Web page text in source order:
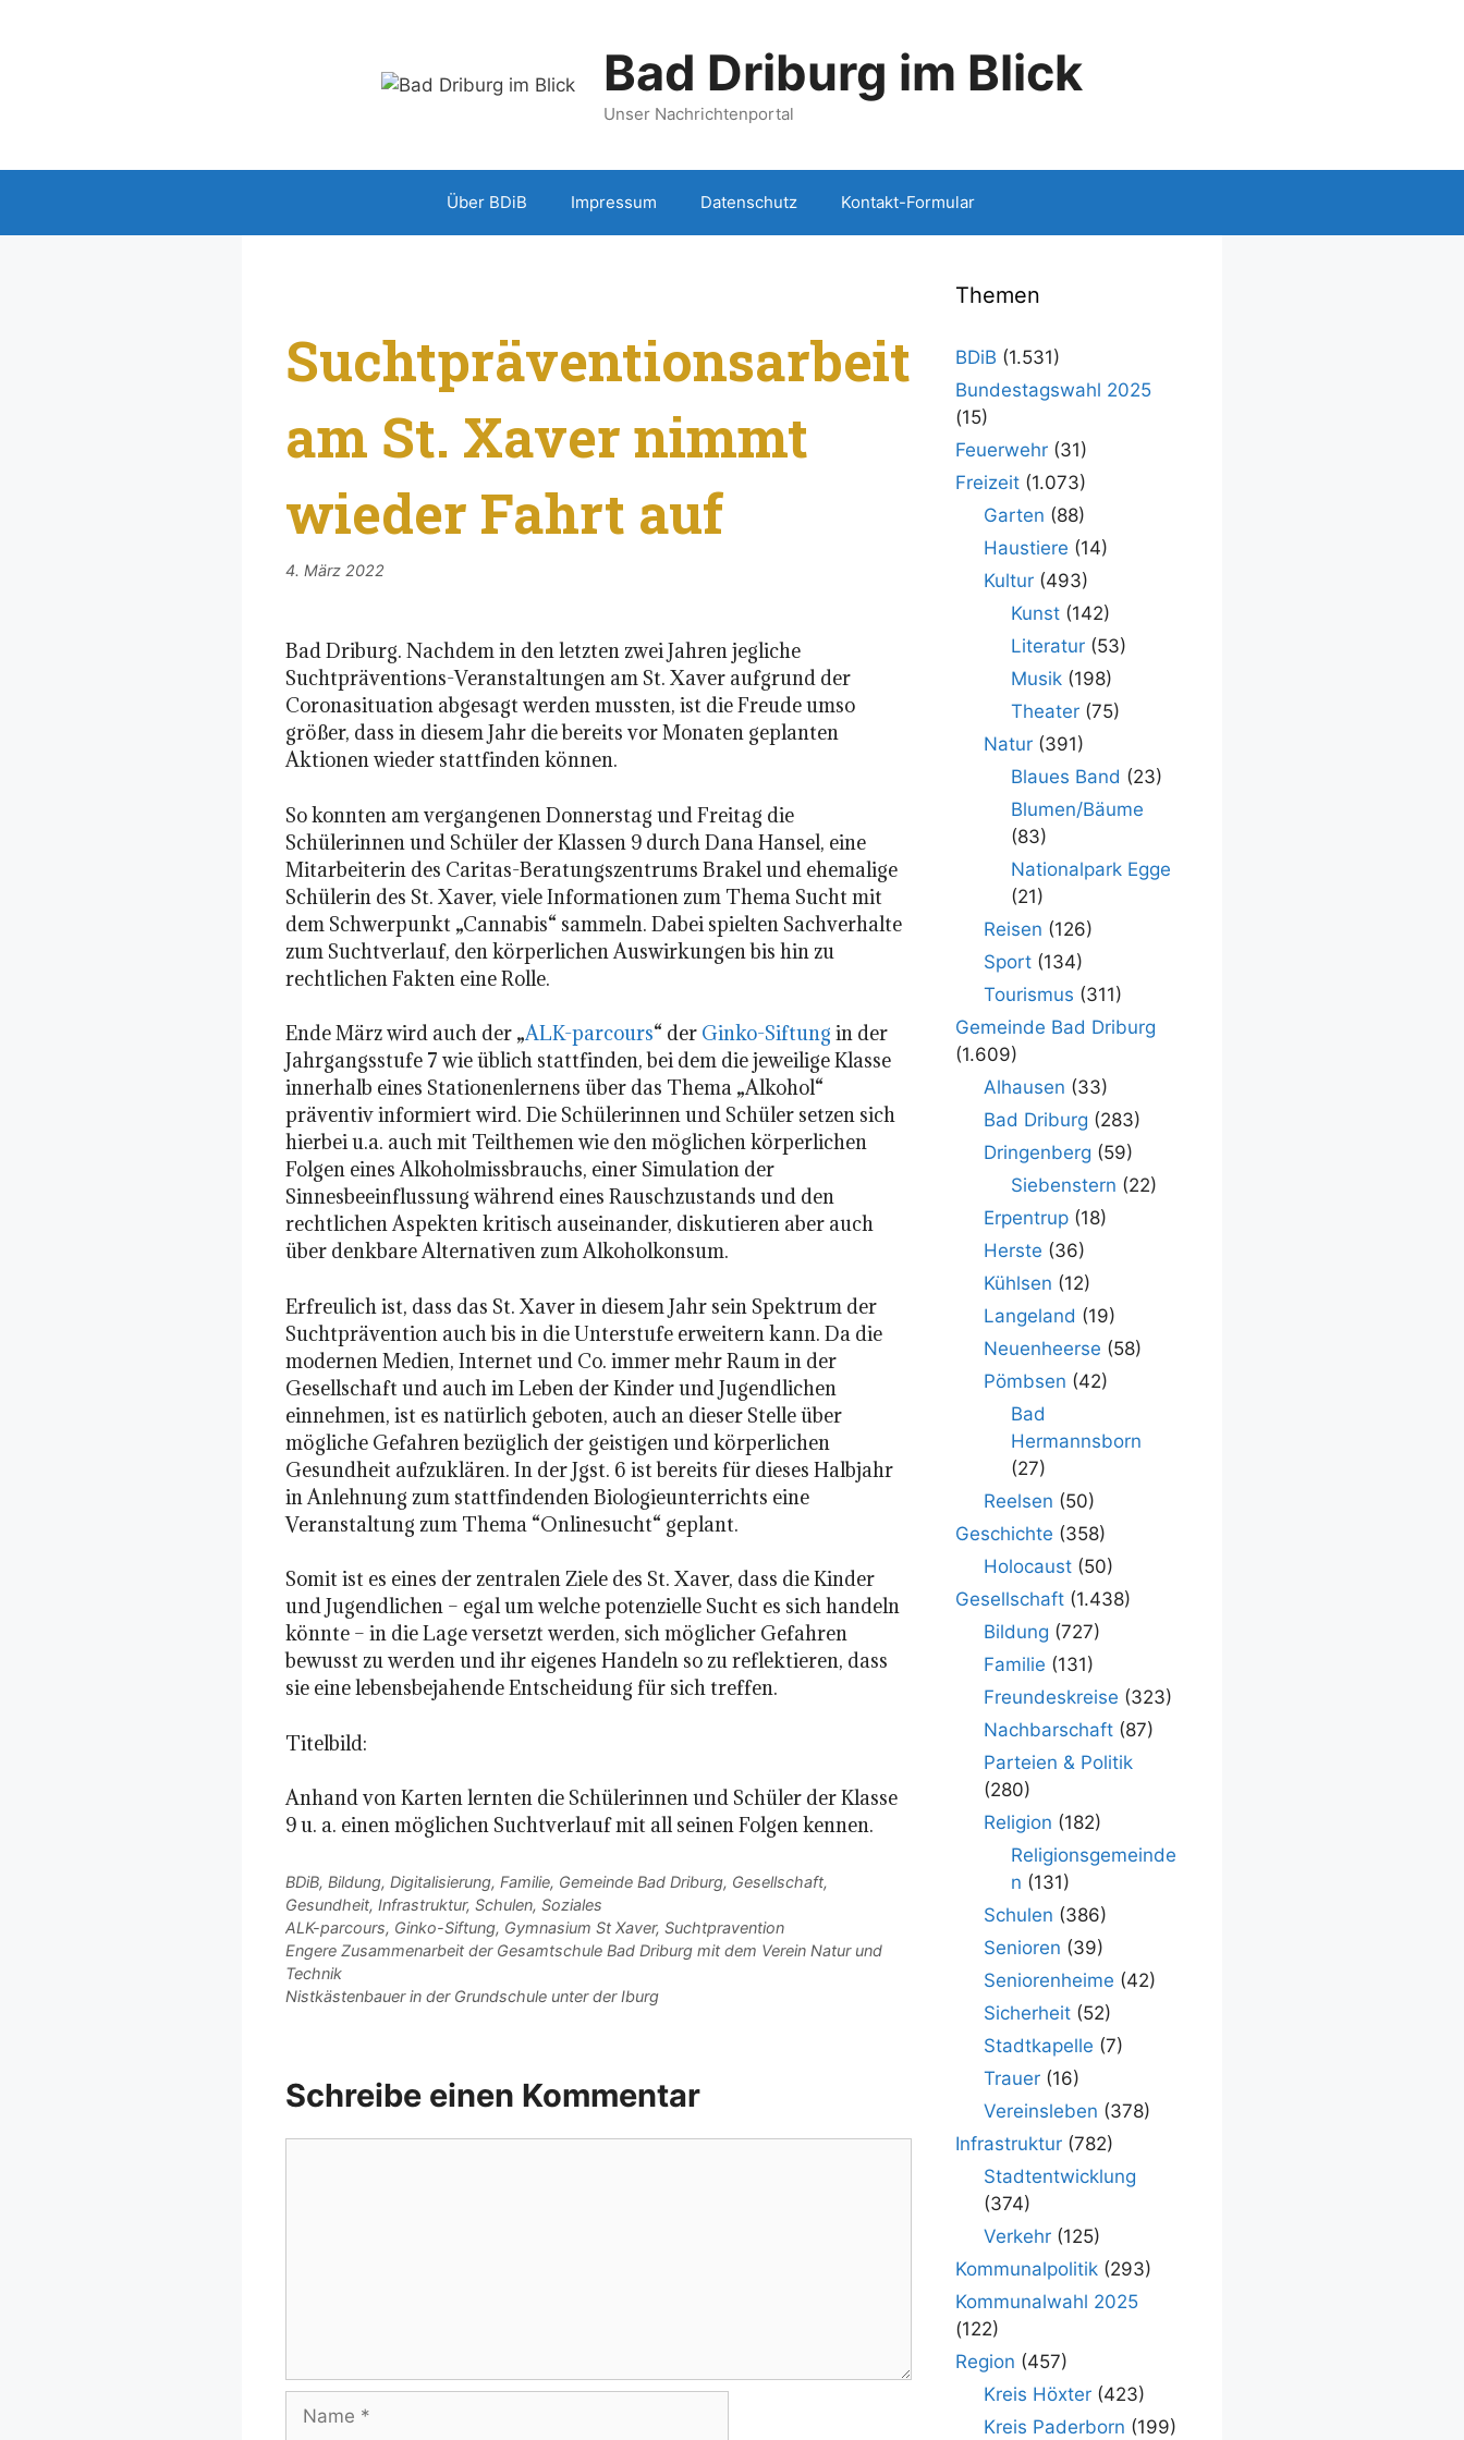
Bad Driburg im Blick
Unser Nachrichtenportal
Über BDiB Impressum Datenschutz Kontakt-Formular
Suchtpräventionsarbeit
am St. Xaver nimmt
wieder Fahrt auf
4. März 2022
Bad Driburg. Nachdem in den letzten zwei Jahren jegliche
Suchtpräventions-Veranstaltungen am St. Xaver aufgrund der
Coronasituation abgesagt werden mussten, ist die Freude umso
größer, dass in diesem Jahr die bereits vor Monaten geplanten
Aktionen wieder stattfinden können.
So konnten am vergangenen Donnerstag und Freitag die
Schülerinnen und Schüler der Klassen 9 durch Dana Hansel, eine
Mitarbeiterin des Caritas-Beratungszentrums Brakel und ehemalige
Schülerin des St. Xaver, viele Informationen zum Thema Sucht mit
dem Schwerpunkt „Cannabis“ sammeln. Dabei spielten Sachverhalte
zum Suchtverlauf, den körperlichen Auswirkungen bis hin zu
rechtlichen Fakten eine Rolle.
Ende März wird auch der „ALK-parcours“ der Ginko-Siftung in der
Jahrgangsstufe 7 wie üblich stattfinden, bei dem die jeweilige Klasse
innerhalb eines Stationenlernens über das Thema „Alkohol“
präventiv informiert wird. Die Schülerinnen und Schüler setzen sich
hierbei u.a. auch mit Teilthemen wie den möglichen körperlichen
Folgen eines Alkoholmissbrauchs, einer Simulation der
Sinnesbeeinflussung während eines Rauschzustands und den
rechtlichen Aspekten kritisch auseinander, diskutieren aber auch
über denkbare Alternativen zum Alkoholkonsum.
Erfreulich ist, dass das St. Xaver in diesem Jahr sein Spektrum der
Suchtprävention auch bis in die Unterstufe erweitern kann. Da die
modernen Medien, Internet und Co. immer mehr Raum in der
Gesellschaft und auch im Leben der Kinder und Jugendlichen
einnehmen, ist es natürlich geboten, auch an dieser Stelle über
mögliche Gefahren bezüglich der geistigen und körperlichen
Gesundheit aufzuklären. In der Jgst. 6 ist bereits für dieses Halbjahr
in Anlehnung zum stattfindenden Biologieunterrichts eine
Veranstaltung zum Thema “Onlinesucht“ geplant.
Somit ist es eines der zentralen Ziele des St. Xaver, dass die Kinder
und Jugendlichen – egal um welche potenzielle Sucht es sich handeln
könnte – in die Lage versetzt werden, sich möglicher Gefahren
bewusst zu werden und ihr eigenes Handeln so zu reflektieren, dass
sie eine lebensbejahende Entscheidung für sich treffen.
Titelbild:
Anhand von Karten lernten die Schülerinnen und Schüler der Klasse
9 u. a. einen möglichen Suchtverlauf mit all seinen Folgen kennen.
Kategorien
BDiB, Bildung, Digitalisierung, Familie, Gemeinde Bad Driburg, Gesellschaft,
Gesundheit, Infrastruktur, Schulen, Soziales
Schlagwörter
ALK-parcours, Ginko-Siftung, Gymnasium St Xaver, Suchtpravention
Engere Zusammenarbeit der Gesamtschule Bad Driburg mit dem Verein Natur und
Technik
Nistkästenbauer in der Grundschule unter der Iburg
Schreibe einen Kommentar
Name
Themen
BDiB (1.531)
Bundestagswahl 2025
(15)
Feuerwehr (31)
Freizeit (1.073)
Garten (88)
Haustiere (14)
Kultur(493)
Kunst (142)
Literatur (53)
Musik (198)
Theater (75)
Natur(391)
Blaues Band (23)
Blumen/Bäume
(83)
Nationalpark Egge
(21)
Reisen (126)
Sport(134)
Tourismus (311)
Gemeinde Bad Driburg
(1.609)
Alhausen (33)
Bad Driburg (283)
Dringenberg (59)
Siebenstern (22)
Erpentrup(18)
Herste (36)
Kühlsen (12)
Langeland (19)
Neuenheerse (58)
Pömbsen (42)
Bad
Hermannsborn
(27)
Reelsen (50)
Geschichte (358)
Holocaust(50)
Gesellschaft (1.438)
Bildung (727)
Familie (131)
Freundeskreise (323)
Nachbarschaft(87)
Parteien & Politik
(280)
Religion (182)
Religionsgemeinde
n (131)
Schulen (386)
Senioren (39)
Seniorenheime (42)
Sicherheit(52)
Stadtkapelle (7)
Trauer(16)
Vereinsleben (378)
Infrastruktur (782)
Stadtentwicklung
(374)
Verkehr(125)
Kommunalpolitik (293)
Kommunalwahl 2025
(122)
Region (457)
Kreis Höxter(423)
Kreis Paderborn (199)